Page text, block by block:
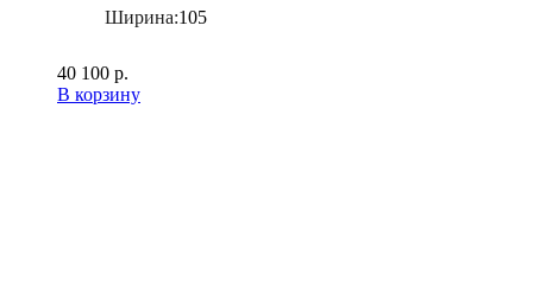
Ширина:105
40 100 р.
В корзину